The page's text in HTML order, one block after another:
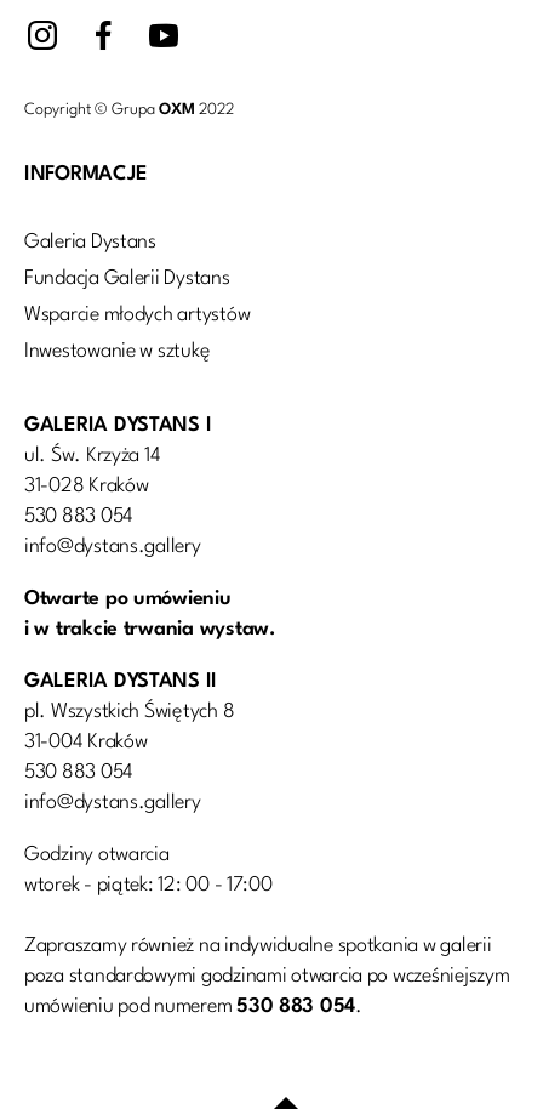
Copyright © Grupa OXM 2022
INFORMACJE
Galeria Dystans
Fundacja Galerii Dystans
Wsparcie młodych artystów
Inwestowanie w sztukę
GALERIA DYSTANS I
ul. Św. Krzyża 14
31-028 Kraków
530 883 054
info@dystans.gallery
Otwarte po umówieniu
i w trakcie trwania wystaw.
GALERIA DYSTANS II
pl. Wszystkich Świętych 8
31-004 Kraków
530 883 054
info@dystans.gallery
Godziny otwarcia
wtorek - piątek: 12: 00 - 17:00
Zapraszamy również na indywidualne spotkania w galerii
poza standardowymi godzinami otwarcia po wcześniejszym
umówieniu pod numerem530 883 054.